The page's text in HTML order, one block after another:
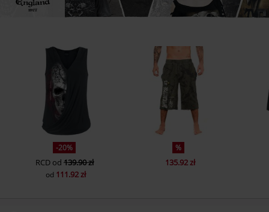
-20%
RCD od 139.90 zł
od 111.92 zł
%
135.92 zł